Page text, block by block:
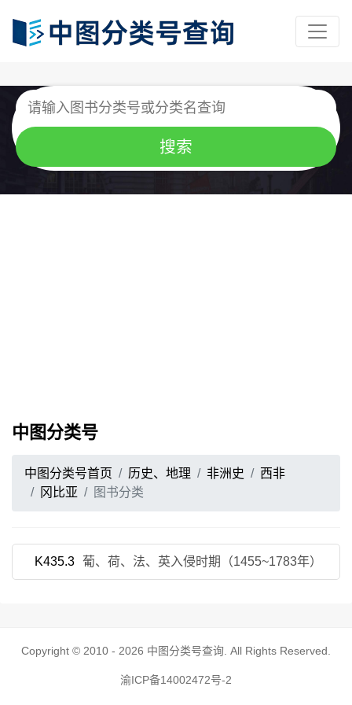
中图分类号
中图分类号首页 历史、地理 非洲史
西非
冈比亚
图书分类
K435.3 葡、荷、法、英入侵时期（1455~1783年）
Copyright © 2010 - 2026 中图分类号查询 . All Rights Reserved.
渝ICP备14002472号-2